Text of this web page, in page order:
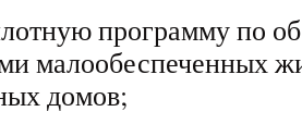
программу по
малообеспеченных
домов;